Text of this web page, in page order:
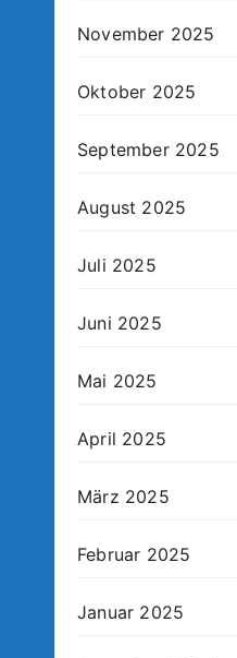
November 2025
Oktober 2025
September 2025
August 2025
Juli 2025
Juni 2025
Mai 2025
April 2025
März 2025
Februar 2025
Januar 2025